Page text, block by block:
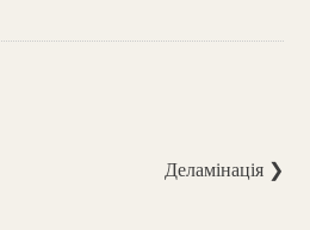
Деламінація ❯